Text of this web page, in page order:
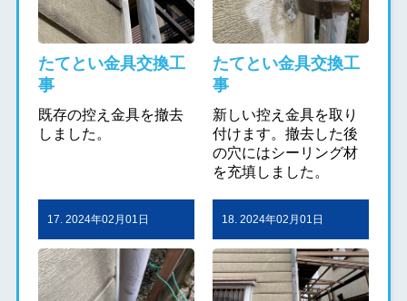
たてとい金具交換工
事
既存の控え金具を撤去
しました。
たてとい金具交換工
事
新しい控え金具を取り
付けます。撤去した後
の穴にはシーリング材
を充填しました。
17. 2024年02月01日 18. 2024年02月01日